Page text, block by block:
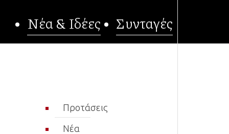
Νέα & Ιδέες Συνταγές
Προτάσεις
Νέα